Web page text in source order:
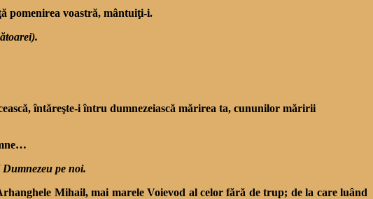
pomenirea voastră, mântuiţi-i.
întăreşte-i întru dumnezeiască mărirea ta, cununilor măririi
pe noi.
Mihail, mai marele Voievod al celor fără de trup; de la care luând